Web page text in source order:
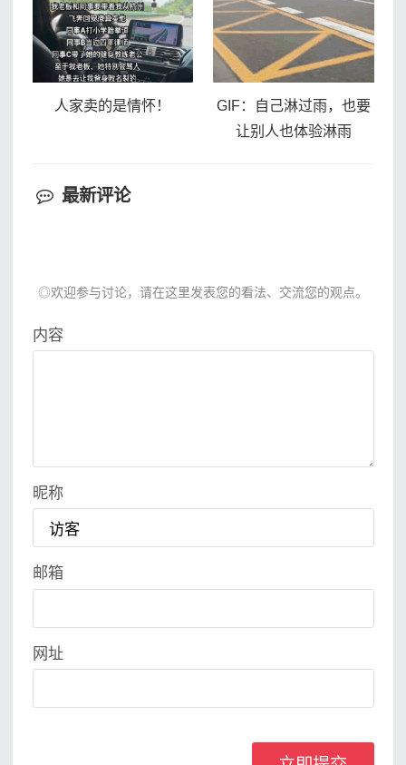
人家卖的是情怀！
GIF：自己淋过雨，也要
让别人也体验淋雨
最新评论
◎欢迎参与讨论，请在这里发表您的看法、交流您的观点。
内容
昵称
邮箱
网址